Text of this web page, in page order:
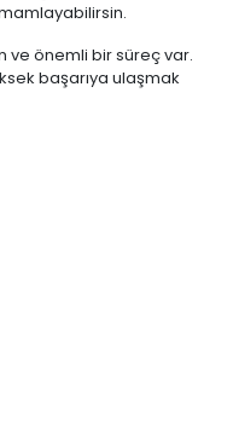
ve önemli bir süreç var.
başarıya ulaşmak